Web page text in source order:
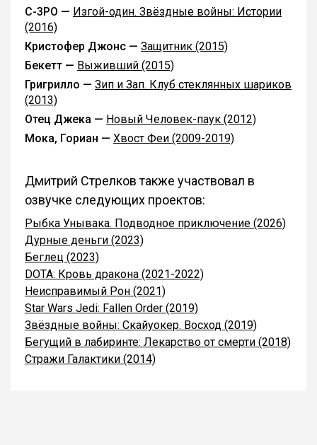
C-3PO — Изгой-один. Звёздные войны: Истории
(2016)
Кристофер Джонс — Защитник (2015)
Бекетт — Выживший (2015)
Григрилло — Зип и Зап. Клуб стеклянных шариков
(2013)
Отец Джека — Новый Человек-паук (2012)
Мока, Гориан — Хвост Феи (2009-2019)
Дмитрий Стрелков также участвовал в
озвучке следующих проектов:
Рыбка Унывака. Подводное приключение (2026)
Дурные деньги (2023)
Беглец (2023)
DOTA: Кровь дракона (2021-2022)
Неисправимый Рон (2021)
Star Wars Jedi: Fallen Order (2019)
Звёздные войны: Скайуокер. Восход (2019)
Бегущий в лабиринте: Лекарство от смерти (2018)
Стражи Галактики (2014)